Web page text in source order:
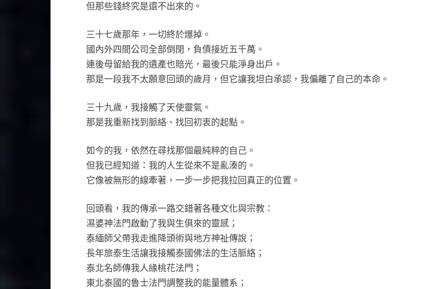
但那些錢終究是還不出來的。
三十七歲那年，一切終於爆掉。
國內外四間公司全部倒閉，負債接近五千萬。
連後母留給我的遺產也賠光，最後只能淨身出戶。
那是一段我不太願意回頭的歲月，但它讓我坦白承認，我偏離了自己的本命。
三十九歲，我接觸了天使靈氣。
那是我重新找到脈絡、找回初衷的起點。
如今的我，依然在尋找那個最純粹的自己。
但我已經知道：我的人生從來不是亂湊的。
它像被無形的線牽著，一步一步把我拉回真正的位置。
回頭看，我的傳承一路交錯著各種文化與宗教：
濕婆神法門啟動了我與生俱來的靈感；
泰緬師父帶我走進降頭術與地方神祉傳說；
長年旅泰生活讓我接觸泰國佛法的生活脈絡；
泰北名師傳我人緣桃花法門；
東北泰國的魯士法門調整我的能量體系；